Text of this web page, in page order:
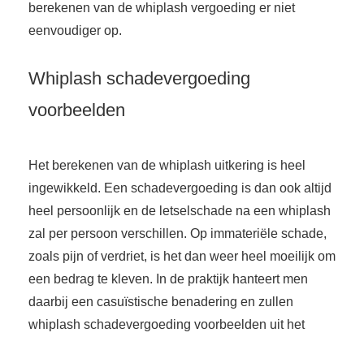
berekenen van de whiplash vergoeding er niet
eenvoudiger op.
Whiplash schadevergoeding
voorbeelden
Het berekenen van de whiplash uitkering is heel
ingewikkeld. Een schadevergoeding is dan ook altijd
heel persoonlijk en de letselschade na een whiplash
zal per persoon verschillen. Op immateriële schade,
zoals pijn of verdriet, is het dan weer heel moeilijk om
een bedrag te kleven. In de praktijk hanteert men
daarbij een casuïstische benadering en zullen
whiplash schadevergoeding voorbeelden uit het